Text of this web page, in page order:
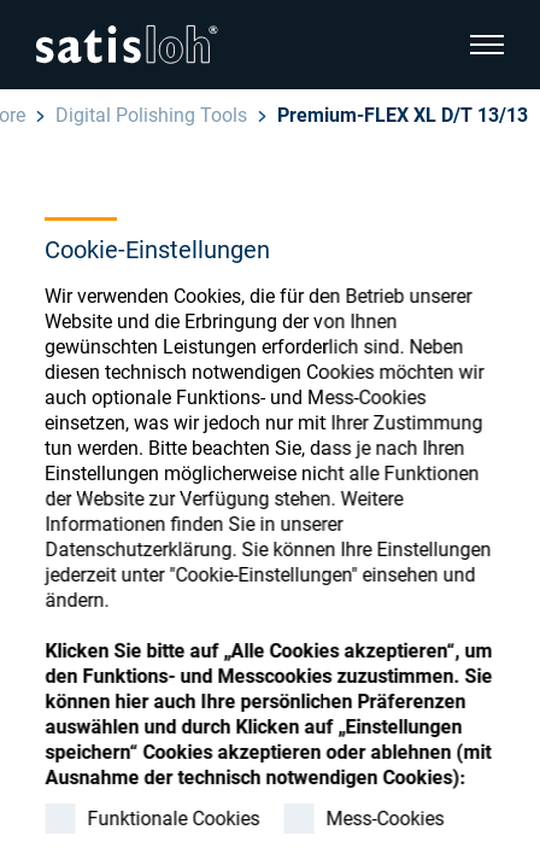
Cookie-Einstellungen
Wir verwenden Cookies, die für den Betrieb unserer
Website und die Erbringung der von Ihnen
gewünschten Leistungen erforderlich sind. Neben
diesen technisch notwendigen Cookies möchten wir
auch optionale Funktions- und Mess-Cookies
einsetzen, was wir jedoch nur mit Ihrer Zustimmung
tun werden. Bitte beachten Sie, dass je nach Ihren
Einstellungen möglicherweise nicht alle Funktionen
der Website zur Verfügung stehen. Weitere
Informationen finden Sie in unserer
Datenschutzerklärung. Sie können Ihre Einstellungen
jederzeit unter "Cookie-Einstellungen" einsehen und
ändern.
Klicken Sie bitte auf „Alle Cookies akzeptieren“, um
den Funktions- und Messcookies zuzustimmen. Sie
können hier auch Ihre persönlichen Präferenzen
auswählen und durch Klicken auf „Einstellungen
speichern“ Cookies akzeptieren oder ablehnen (mit
Ausnahme der technisch notwendigen Cookies):
Funktionale Cookies
Mess-Cookies
Brillenoptik
Feinoptik
Über uns
Karriere
Ressourcen
Kontakt
Store
Seitennavigation verbergen
English
汉语
Français
Digital Polishing Tools Premium-FLEX XL D/T 13/13
Ophthalmic Consumables
Store
Register or Sign-in to access your accounts
and explore our wide range of ophthalmic
consumables
Register Sign-In